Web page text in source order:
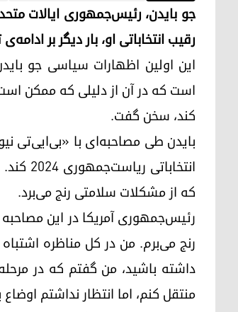
رقیب انتخاباتی او، بار دیگر بر
این اولین اظهارات سیاسی جو
است که در آن از دلیلی که ممکن
کند، سخن گفت.
بایدن طی مصاحبه‌ای با «بی‌ایی‌تی
که از مشکلات سلامتی رنج می‌برد.
رئیس‌جمهوری آمریکا در این
رنج می‌برم. من در کل مناظره اشتباه
داشته باشید، من گفتم که در
منتقل کنم، اما انتظار نداشتم